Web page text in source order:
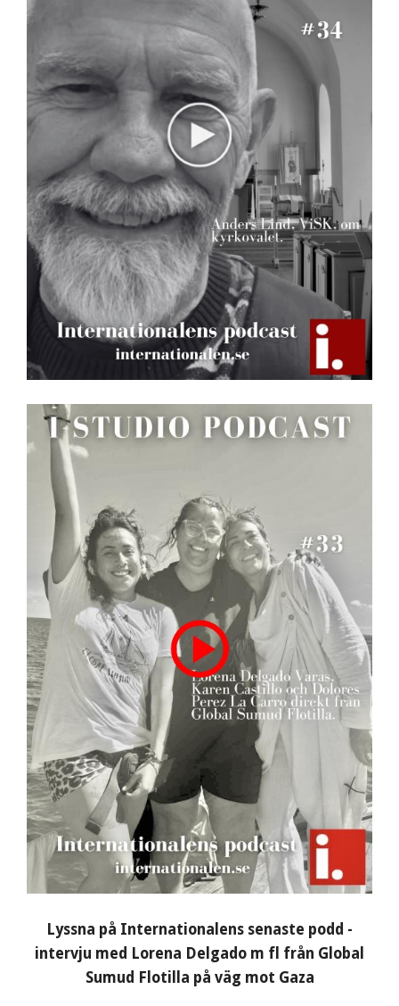
Lyssna på Internationalens senaste podd -
intervju med Lorena Delgado m fl från Global
Sumud Flotilla på väg mot Gaza